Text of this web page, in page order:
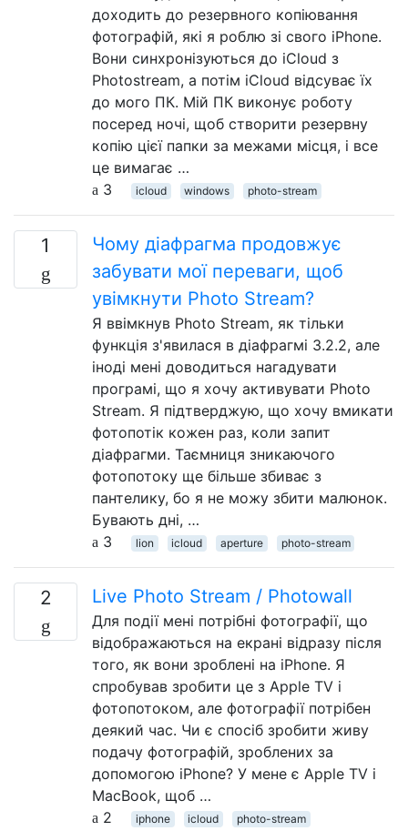
доходить до резервного копіювання
фотографій, які я роблю зі свого iPhone.
Вони синхронізуються до iCloud з
Photostream, а потім iCloud відсуває їх
до мого ПК. Мій ПК виконує роботу
посеред ночі, щоб створити резервну
копію цієї папки за межами місця, і все
це вимагає …
3
icloud windows photo-stream
1
Чому діафрагма продовжує
забувати мої переваги, щоб
увімкнути Photo Stream?
Я ввімкнув Photo Stream, як тільки
функція з'явилася в діафрагмі 3.2.2, але
іноді мені доводиться нагадувати
програмі, що я хочу активувати Photo
Stream. Я підтверджую, що хочу вмикати
фотопотік кожен раз, коли запит
діафрагми. Таємниця зникаючого
фотопотоку ще більше збиває з
пантелику, бо я не можу збити малюнок.
Бувають дні, …
3
lion icloud aperture photo-stream
2 Live Photo Stream / Photowall
Для події мені потрібні фотографії, що
відображаються на екрані відразу після
того, як вони зроблені на iPhone. Я
спробував зробити це з Apple TV і
фотопотоком, але фотографії потрібен
деякий час. Чи є спосіб зробити живу
подачу фотографій, зроблених за
допомогою iPhone? У мене є Apple TV і
MacBook, щоб …
2
iphone icloud photo-stream